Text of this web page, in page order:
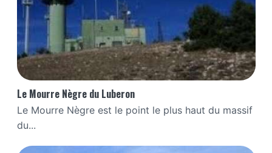
Le Mourre Nègre du Luberon
Le Mourre Nègre est le point le plus haut du massif
du...